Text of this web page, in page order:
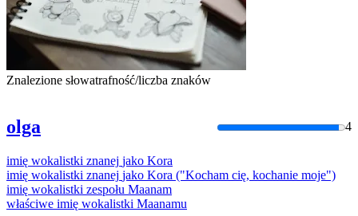
Znalezione słowatrafność/liczba znaków
olga 4
imię wokalistki znanej jako Kora
imię wokalistki znanej jako Kora ("Kocham cię, kochanie moje")
imię wokalistki zespołu Maanam
właściwe imię wokalistki Maanamu